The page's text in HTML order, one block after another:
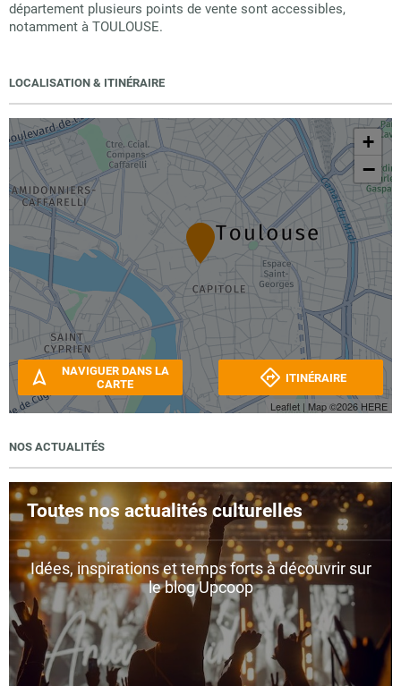
département plusieurs points de vente sont accessibles,
notamment à TOULOUSE.
LOCALISATION & ITINÉRAIRE
+
−
Leaflet | Map ©2026 HERE
NAVIGUER DANS LA
CARTE
ITINÉRAIRE
NOS ACTUALITÉS
Toutes nos actualités culturelles
Idées, inspirations et temps forts à découvrir sur
le blog Upcoop